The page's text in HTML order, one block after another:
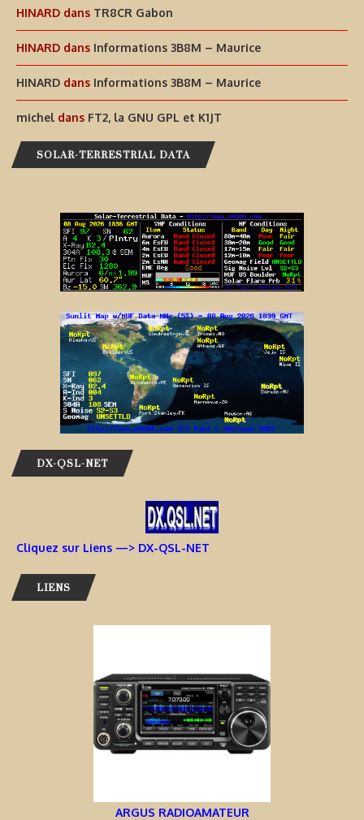
HINARD dans TR8CR Gabon
HINARD dans Informations 3B8M – Maurice
HINARD dans Informations 3B8M – Maurice
michel dans FT2, la GNU GPL et K1JT
SOLAR-TERRESTRIAL DATA
DX-QSL-NET
Cliquez sur Liens —> DX-QSL-NET
LIENS
ARGUS RADIOAMATEUR